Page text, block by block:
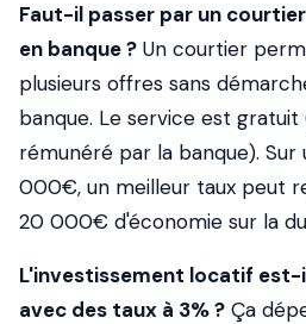
Faut-il passer par un
en banque ? Un courtier
plusieurs offres sans
banque. Le service est
rémunéré par la banque).
000€, un meilleur taux peut
20 000€ d'économie sur la
L'investissement locatif
avec des taux à 3% ? Ça